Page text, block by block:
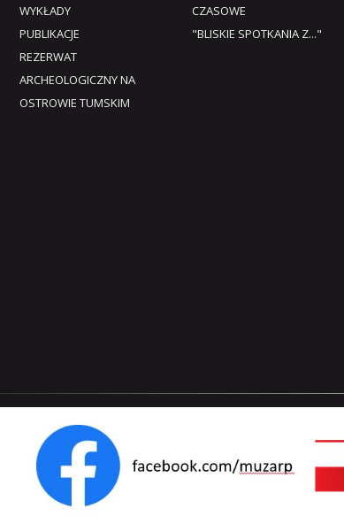
WYKŁADY
PUBLIKACJE
REZERWAT
ARCHEOLOGICZNY NA
OSTROWIE TUMSKIM
CZASOWE
"BLISKIE SPOTKANIA Z..."